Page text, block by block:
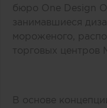
бюро One Design
занимавшиеся
мороженого,
торговых центров
В основе